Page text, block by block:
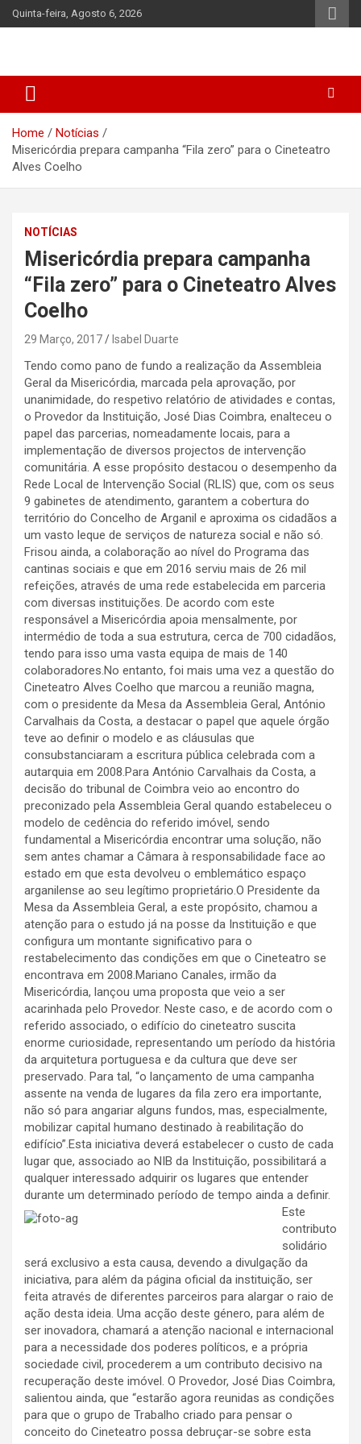
Skip
to
Quinta-feira, Agosto 6, 2026
Home
Notícias
Misericórdia prepara campanha “Fila zero” para o Cineteatro
Alves Coelho
NOTÍCIAS
Misericórdia prepara campanha
“Fila zero” para o Cineteatro Alves
Coelho
29 Março, 2017 Isabel Duarte
Tendo como pano de fundo a realização da Assembleia
Geral da Misericórdia, marcada pela aprovação, por
unanimidade, do respetivo relatório de atividades e contas,
o Provedor da Instituição, José Dias Coimbra, enalteceu o
papel das parcerias, nomeadamente locais, para a
implementação de diversos projectos de intervenção
comunitária. A esse propósito destacou o desempenho da
Rede Local de Intervenção Social (RLIS) que, com os seus
9 gabinetes de atendimento, garantem a cobertura do
território do Concelho de Arganil e aproxima os cidadãos a
um vasto leque de serviços de natureza social e não só.
Frisou ainda, a colaboração ao nível do Programa das
cantinas sociais e que em 2016 serviu mais de 26 mil
refeições, através de uma rede estabelecida em parceria
com diversas instituições. De acordo com este
responsável a Misericórdia apoia mensalmente, por
intermédio de toda a sua estrutura, cerca de 700 cidadãos,
tendo para isso uma vasta equipa de mais de 140
colaboradores.No entanto, foi mais uma vez a questão do
Cineteatro Alves Coelho que marcou a reunião magna,
com o presidente da Mesa da Assembleia Geral, António
Carvalhais da Costa, a destacar o papel que aquele órgão
teve ao definir o modelo e as cláusulas que
consubstanciaram a escritura pública celebrada com a
autarquia em 2008.Para António Carvalhais da Costa, a
decisão do tribunal de Coimbra veio ao encontro do
preconizado pela Assembleia Geral quando estabeleceu o
modelo de cedência do referido imóvel, sendo
fundamental a Misericórdia encontrar uma solução, não
sem antes chamar a Câmara à responsabilidade face ao
estado em que esta devolveu o emblemático espaço
arganilense ao seu legítimo proprietário.O Presidente da
Mesa da Assembleia Geral, a este propósito, chamou a
atenção para o estudo já na posse da Instituição e que
configura um montante significativo para o
restabelecimento das condições em que o Cineteatro se
encontrava em 2008.Mariano Canales, irmão da
Misericórdia, lançou uma proposta que veio a ser
acarinhada pelo Provedor. Neste caso, e de acordo com o
referido associado, o edifício do cineteatro suscita
enorme curiosidade, representando um período da história
da arquitetura portuguesa e da cultura que deve ser
preservado. Para tal, “o lançamento de uma campanha
assente na venda de lugares da fila zero era importante,
não só para angariar alguns fundos, mas, especialmente,
mobilizar capital humano destinado à reabilitação do
edifício”.Esta iniciativa deverá estabelecer o custo de cada
lugar que, associado ao NIB da Instituição, possibilitará a
qualquer interessado adquirir os lugares que entender
durante um determinado período de tempo ainda a definir.
Este
contributo
solidário
será exclusivo a esta causa, devendo a divulgação da
iniciativa, para além da página oficial da instituição, ser
feita através de diferentes parceiros para alargar o raio de
ação desta ideia. Uma acção deste género, para além de
ser inovadora, chamará a atenção nacional e internacional
para a necessidade dos poderes políticos, e a própria
sociedade civil, procederem a um contributo decisivo na
recuperação deste imóvel. O Provedor, José Dias Coimbra,
salientou ainda, que “estarão agora reunidas as condições
para que o grupo de Trabalho criado para pensar o
conceito do Cineteatro possa debruçar-se sobre esta